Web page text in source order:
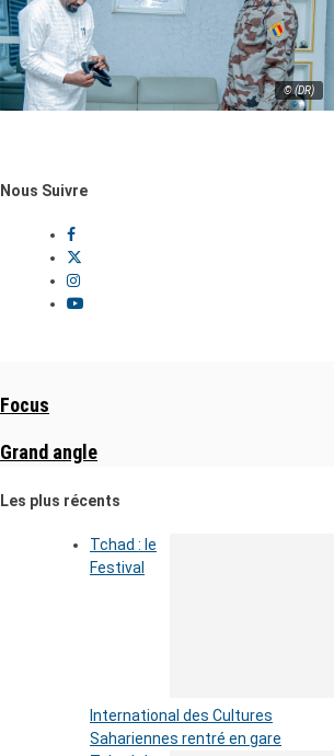
© (DR)
Nous Suivre
Focus
Grand angle
Les plus récents
Tchad : le
Festival
International des Cultures
Sahariennes rentré en gare